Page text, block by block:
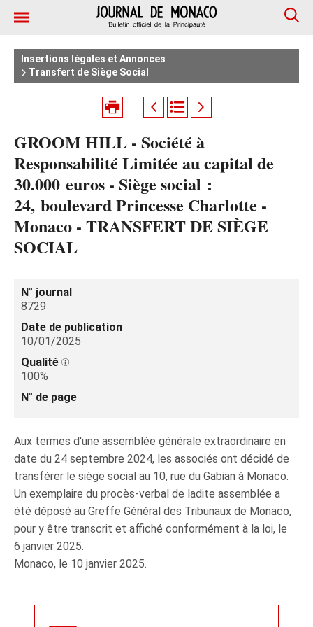
Insertions légales et Annonces
Transfert de Siège Social
GROOM HILL - Société à
Responsabilité Limitée au capital de
30.000 euros - Siège social :
24, boulevard Princesse Charlotte -
Monaco - TRANSFERT DE SIÈGE
SOCIAL
N° journal
8729
Date de publication
10/01/2025
Qualité
100%
N° de page
Aux termes d'une assemblée générale extraordinaire en
date du 24 septembre 2024, les associés ont décidé de
transférer le siège social au 10, rue du Gabian à Monaco.
Un exemplaire du procès-verbal de ladite assemblée a
été déposé au Greffe Général des Tribunaux de Monaco,
pour y être transcrit et affiché conformément à la loi, le
6 janvier 2025.
Monaco, le 10 janvier 2025.